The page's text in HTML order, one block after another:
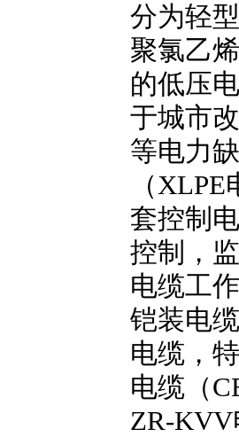
分为轻
聚氯乙
的低压
于城市
等电力
（XLPE
套控制
控制，
电缆工
铠装电
电缆，
电缆（
ZR-KVV